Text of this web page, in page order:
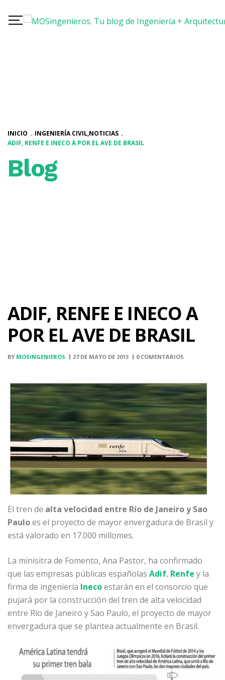
Blog
INICIO . INGENIERÍA CIVIL,NOTICIAS .
ADIF, RENFE E INECO A POR EL AVE DE BRASIL
ADIF, RENFE E INECO A
POR EL AVE DE BRASIL
BY MOSINGENIEROS 27 DE MAYO DE 2013 0 COMENTARIOS
El tren de alta velocidad entre Río de Janeiro y Sao
Pauloes el proyecto de mayor envergadura de Brasil y
está valorado en 17.000 millomes.
La minisitra de Fomento, Ana Pastor, ha confirmado
que las empresas públicas españolas Adif, Renfe y la
firma de ingeniería Inecoestarán en el consorcio que
pujará por la construcción del tren de alta velocidad
entre Río de Janeiro y Sao Paulo, el proyecto de mayor
envergadura que se plantea actualmente en Brasil.